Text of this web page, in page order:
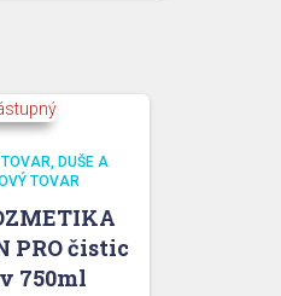
TOVAR DUŠE A
TOVAR
PRO čistic
750ml